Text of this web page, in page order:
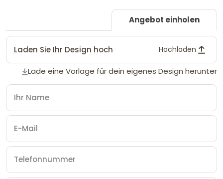
Angebot einholen
Laden Sie Ihr Design hoch Hochladen
Lade eine Vorlage für dein eigenes Design herunter